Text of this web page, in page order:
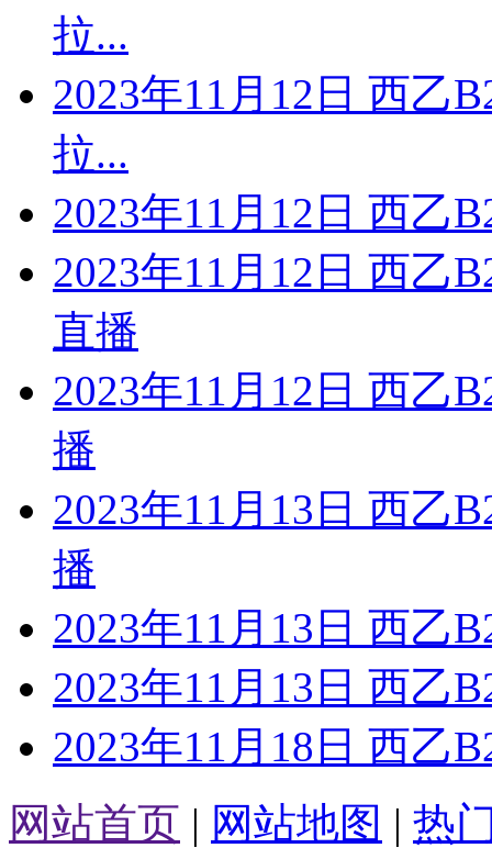
拉...
2023年11月12日 西乙
拉...
2023年11月12日 西乙
2023年11月12日 西乙
直播
2023年11月12日 西乙
播
2023年11月13日 西乙
播
2023年11月13日 西乙
2023年11月13日 西乙
2023年11月18日 西乙
网站首页 | 网站地图 | 热